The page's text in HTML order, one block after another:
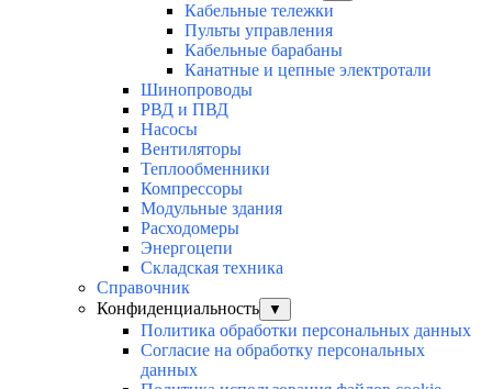
Кабельные тележки
Пульты управления
Кабельные барабаны
Канатные и цепные электротали
Шинопроводы
РВД и ПВД
Насосы
Вентиляторы
Теплообменники
Компрессоры
Модульные здания
Расходомеры
Энергоцепи
Складская техника
Справочник
Конфиденциальность
▼
Политика обработки персональных данных
Согласие на обработку персональных
данных